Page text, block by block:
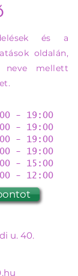
és a
oldalán,
neve mellett
- 19:00
19:00
- 19:00
- 19:00
- 15:00
- 12:00
u. 40.